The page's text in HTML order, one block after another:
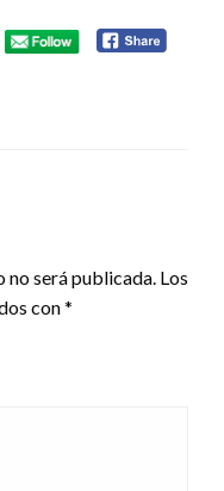
será publicada. Los
con*